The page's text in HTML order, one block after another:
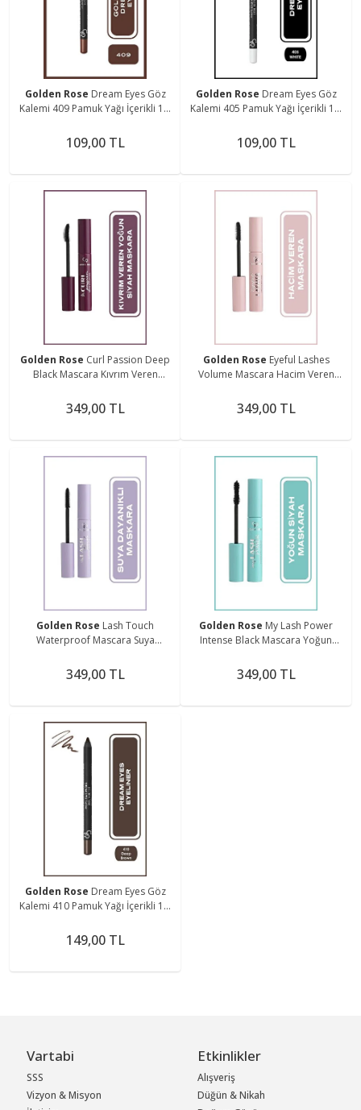
Golden Rose Dream Eyes Göz
Kalemi 409 Pamuk Yağı İçerikli 1,6
109,00 TL
Golden Rose Dream Eyes Göz
Kalemi 405 Pamuk Yağı İçerikli 1,6
109,00 TL
Golden Rose Curl Passion Deep
Black Mascara Kıvrım Veren
349,00 TL
Golden Rose Eyeful Lashes
Volume Mascara Hacim Veren
349,00 TL
Golden Rose Lash Touch
Waterproof Mascara Suya
349,00 TL
Golden Rose My Lash Power
Intense Black Mascara Yoğun
349,00 TL
Golden Rose Dream Eyes Göz
Kalemi 410 Pamuk Yağı İçerikli 1,6
149,00 TL
Vartabi
SSS
Vizyon & Misyon
Etkinlikler
Alışveriş
Düğün & Nikah